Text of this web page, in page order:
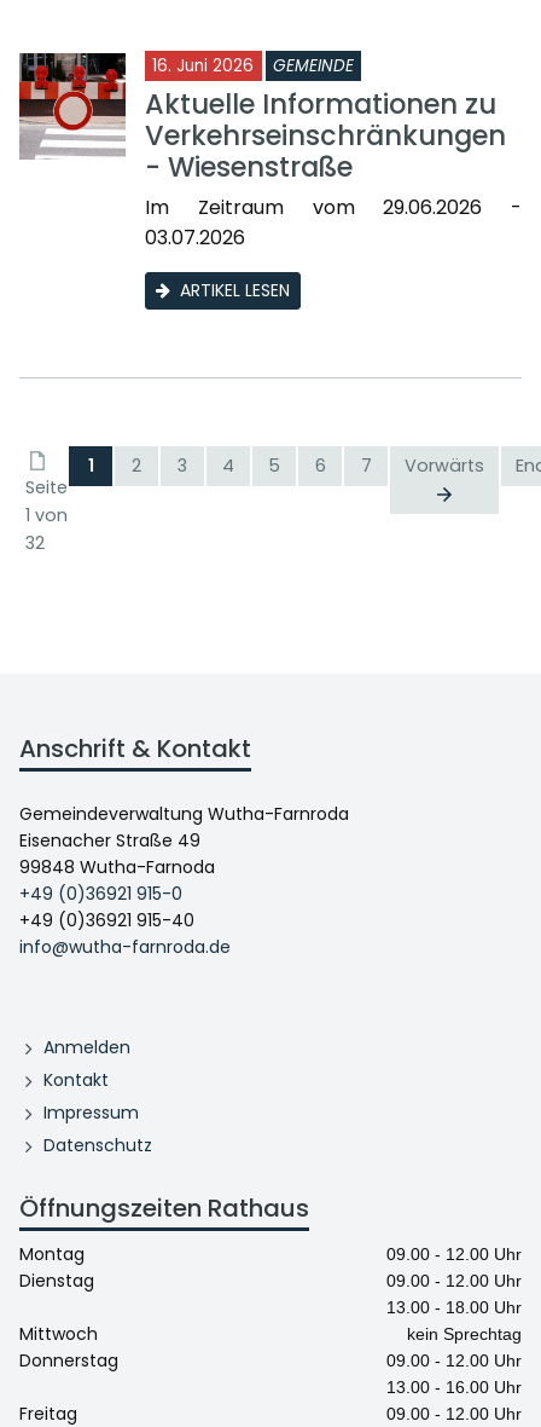
16. Juni 2026 GEMEINDE
Aktuelle Informationen zu
Verkehrseinschränkungen
- Wiesenstraße
Im Zeitraum vom 29.06.2026 -
03.07.2026
ARTIKEL LESEN
Seite
1 von
32
1 2 3 4 5 6 7 Vorwärts
Anschrift & Kontakt
Gemeindeverwaltung Wutha-Farnroda
Eisenacher Straße 49
99848 Wutha-Farnoda
+49 (0)36921 915-0
+49 (0)36921 915-40
info@wutha-farnroda.de
Anmelden
Kontakt
Impressum
Datenschutz
Öffnungszeiten Rathaus
Montag 09.00 - 12.00 Uhr
Dienstag
09.00 - 12.00 Uhr
13.00 - 18.00 Uhr
Mittwoch kein Sprechtag
Donnerstag
09.00 - 12.00 Uhr
13.00 - 16.00 Uhr
Freitag 09.00 - 12.00 Uhr